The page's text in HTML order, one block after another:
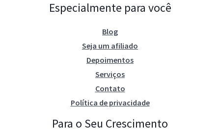
Especialmente para você
Blog
Seja um afiliado
Depoimentos
Serviços
Contato
Política de privacidade
Para o Seu Crescimento